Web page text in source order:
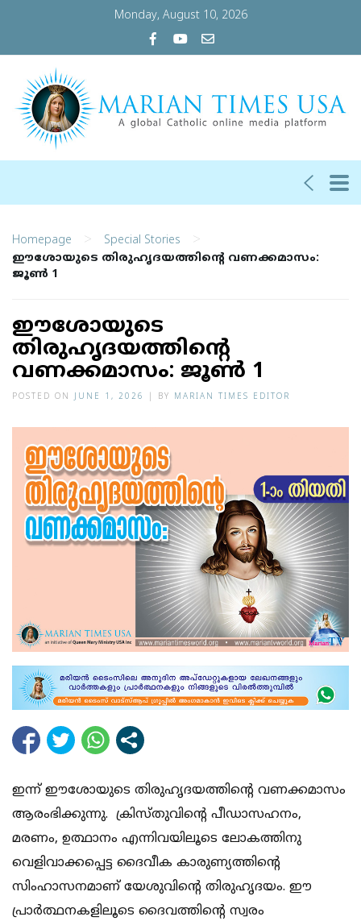
Monday, August 10, 2026
Homepage > Special Stories >
ഈശോയുടെ തിരുഹൃദയത്തിന്റെ വണക്കമാസം:
ജൂണ്‍ 1
ഈശോയുടെ
തിരുഹൃദയത്തിന്റെ
വണക്കമാസം: ജൂണ്‍ 1
POSTED ON JUNE 1, 2026 BY MARIAN TIMES EDITOR
ഇന്ന് ഈശോയുടെ തിരുഹൃദയത്തിന്റെ വണക്കമാസം
ആരംഭിക്കുന്നു. ക്രിസ്തുവിന്റെ പീഡാസഹനം,
മരണം, ഉത്ഥാനം എന്നിവയിലൂടെ ലോകത്തിനു
വെളിവാക്കപ്പെട്ട ദൈവീക കാരുണ്യത്തിന്റെ
സിംഹാസനമാണ് യേശുവിന്റെ തിരുഹൃദയം. ഈ
പ്രാർത്ഥനകളിലൂടെ ദൈവത്തിന്റെ സ്വരം